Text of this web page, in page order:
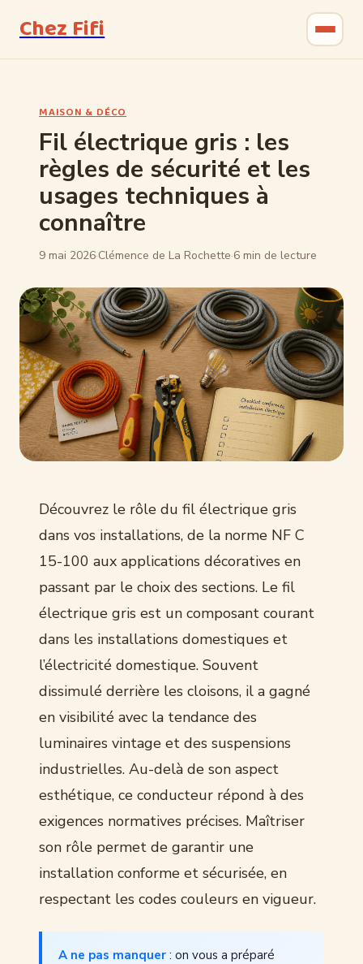
Chez Fifi
Bricolage
Jardinage
Maison & Déco
MAISON & DÉCO
Fil électrique gris : les
règles de sécurité et les
usages techniques à
connaître
9 mai 2026·Clémence de La Rochette·6 min de lecture
Découvrez le rôle du fil électrique gris
dans vos installations, de la norme NF C
15-100 aux applications décoratives en
passant par le choix des sections. Le fil
électrique gris est un composant courant
dans les installations domestiques et
l’électricité domestique. Souvent
dissimulé derrière les cloisons, il a gagné
en visibilité avec la tendance des
luminaires vintage et des suspensions
industrielles. Au-delà de son aspect
esthétique, ce conducteur répond à des
exigences normatives précises. Maîtriser
son rôle permet de garantir une
installation conforme et sécurisée, en
respectant les codes couleurs en vigueur.
A ne pas manquer : on vous a préparé